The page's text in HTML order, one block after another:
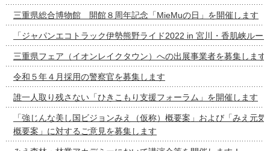
三重県総合博物館 開館８周年記念「MieMuの日」を開催します
「ジャパンエコトラック伊勢熊野ライド2022 in 宮川・香肌峡ルー
三重県フェア（イオンレイクタウン）への出展事業者を募集します
令和５年４月採用の警察官を募集します
誰一人取り残さない「ひきこもり支援フォーラム」を開催します
「強じんな美し国ビジョンみえ（仮称）概要案」および「みえ元
概要案」に対するご意見を募集します